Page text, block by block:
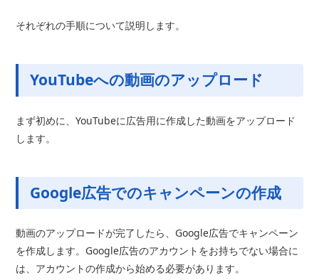
それぞれの手順について説明します。
YouTubeへの動画のアップロード
まず初めに、YouTubeに広告用に作成した動画をアップロード
します。
Google広告でのキャンペーンの作成
動画のアップロードが完了したら、Google広告でキャンペーン
を作成します。Google広告のアカウントをお持ちでない場合に
は、アカウントの作成から始める必要があります。